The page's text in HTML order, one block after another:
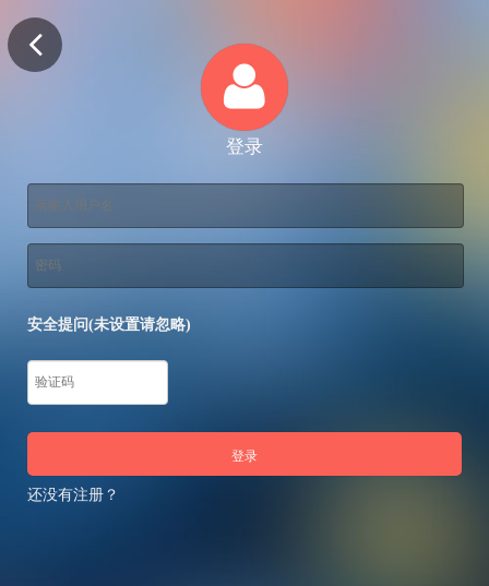
登录
安全提问(未设置请忽略)
登录
还没有注册？